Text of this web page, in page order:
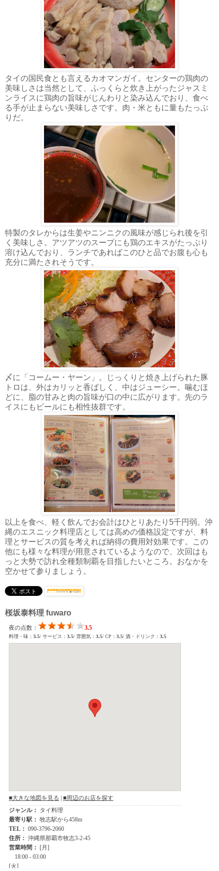
タイの国民食とも言えるカオマンガイ。センターの鶏肉の
美味しさは当然として、ふっくらと炊き上がったジャスミ
ンライスに鶏肉の旨味がじんわりと染み込んでおり、食べ
る手が止まらない美味しさです。肉・米ともに量もたっぷ
りだ。
特製のタレからは生姜やニンニクの風味が感じられ後を引
く美味しさ。アツアツのスープにも鶏のエキスがたっぷり
溶け込んでおり、ランチであればこのひと品でお腹も心も
充分に満たされそうです。
〆に「コームー・ヤーン」。じっくりと焼き上げられた豚
トロは、外はカリッと香ばしく、中はジューシー。噛むほ
どに、脂の甘みと肉の旨味が口の中に広がります。先のラ
イスにもビールにも相性抜群です。
以上を食べ、軽く飲んでお会計はひとりあたり5千円弱。沖
縄のエスニック料理店としては高めの価格設定ですが、料
理とサービスの質を考えれば納得の費用対効果です。この
他にも様々な料理が用意されているようなので、次回はも
っと大勢で訪れ全種類制覇を目指したいところ。おなかを
空かせて参りましょう。
桜坂泰料理 fuwaro